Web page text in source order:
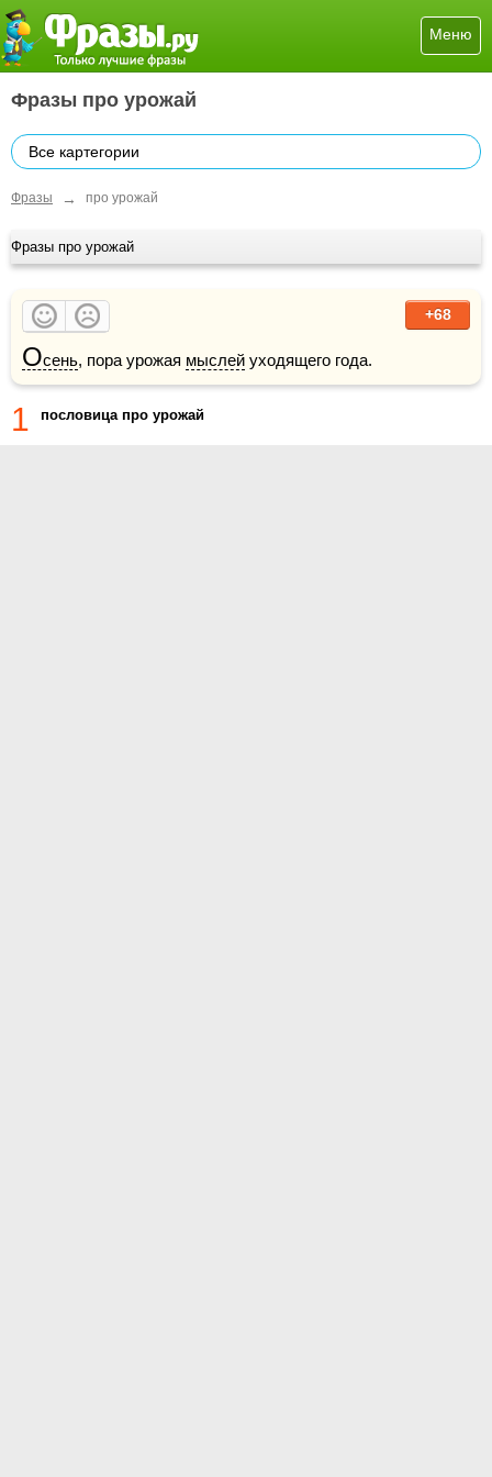
Меню
Фразы про урожай
Все картегории
Фразы → про урожай
Фразы про урожай
+68
Осень, пора урожая мыслей уходящего года.
1 пословица про урожай